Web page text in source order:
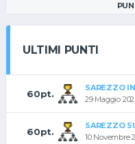
ULTIMI PUNTI
60pt.
SAREZZO
29 Maggio
60pt.
SAREZZO
10 Novembre